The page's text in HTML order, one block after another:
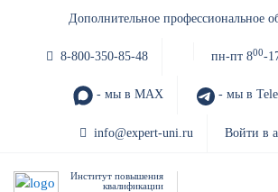
Дополнительное профессиональное
8-800-350-85-48 пн-пт 800-
- мы в MAX - мы в
info@expert-uni.ru Войти в
Институт повышения
квалификации